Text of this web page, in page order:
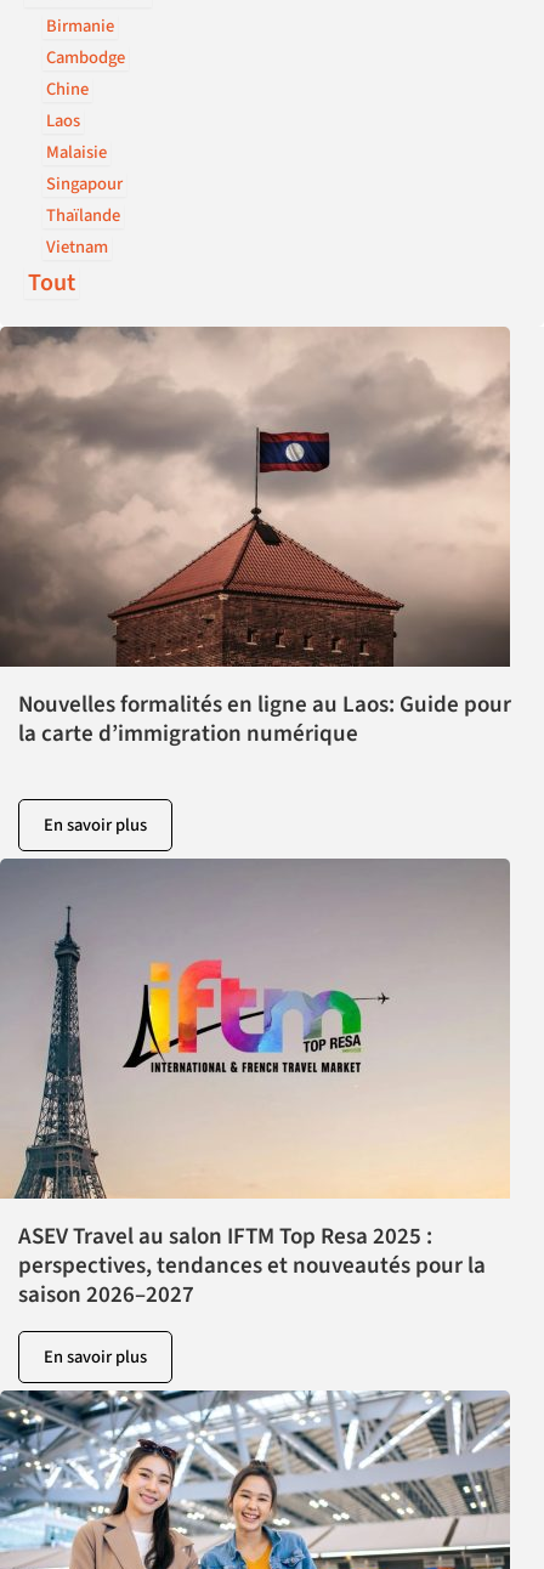
Birmanie
Cambodge
Chine
Laos
Malaisie
Singapour
Thaïlande
Vietnam
Tout
Nouvelles formalités en ligne au Laos: Guide pour
la carte d’immigration numérique
En savoir plus
ASEV Travel au salon IFTM Top Resa 2025 :
perspectives, tendances et nouveautés pour la
saison 2026–2027
En savoir plus